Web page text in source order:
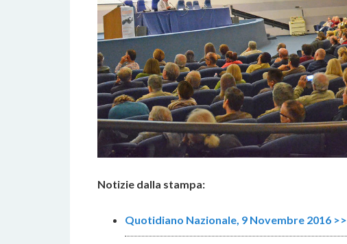
Notizie dalla stampa:
Quotidiano Nazionale, 9 Novembre 2016 >>